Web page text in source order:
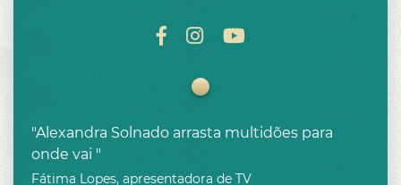
"Alexandra Solnado arrasta multidões para
onde vai "
Fátima Lopes, apresentadora de TV